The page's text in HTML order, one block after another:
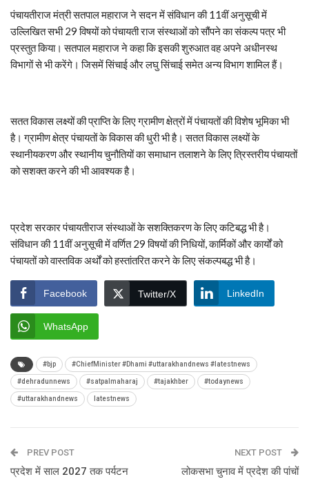
पंचायतीराज मंत्री सतपाल महाराज ने सदन में संविधान की 11वीं अनुसूची में
उल्लिखित सभी 29 विषयों को पंचायती राज संस्थाओं को सौंपने का संकल्प पत्र भी
प्रस्तुत किया। सतपाल महाराज ने कहा कि इसकी शुरुआत वह अपने अधीनस्थ
विभागों से भी करेंगे। जिसमें सिंचाई और लघु सिंचाई समेत अन्य विभाग शामिल हैं।
सतत विकास लक्ष्यों की प्राप्ति के लिए ग्रामीण क्षेत्रों में पंचायतों की विशेष भूमिका भी
है। ग्रामीण क्षेत्र पंचायतों के विकास की धुरी भी है। सतत विकास लक्ष्यों के
स्थानीयकरण और स्थानीय चुनौतियों का समाधान तलाशने के लिए त्रिस्तरीय पंचायतों
को सशक्त करने की भी आवश्यक है।
प्रदेश सरकार पंचायतीराज संस्थाओं के सशक्तिकरण के लिए कटिबद्ध भी है।
संविधान की 11वीं अनुसूची में वर्णित 29 विषयों की निधियों, कार्मिकों और कार्यों को
पंचायतों को वास्तविक अर्थों को हस्तांतरित करने के लिए संकल्पबद्ध भी है।
Facebook Twitter/X LinkedIn
WhatsApp
#bjp #ChiefMinister #Dhami #uttarakhandnews #latestnews
#dehradunnews #satpalmaharaj #tajakhber #todaynews
#uttarakhandnews latestnews
PREV POST
प्रदेश में साल 2027 तक पर्यटन
NEXT POST
लोकसभा चुनाव में प्रदेश की पांचों